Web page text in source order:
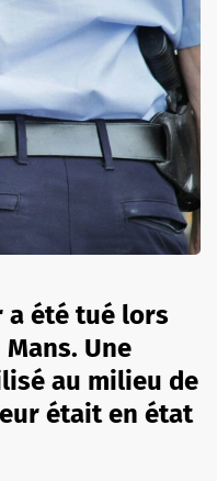
été tué lors
Une
au milieu de
était en état